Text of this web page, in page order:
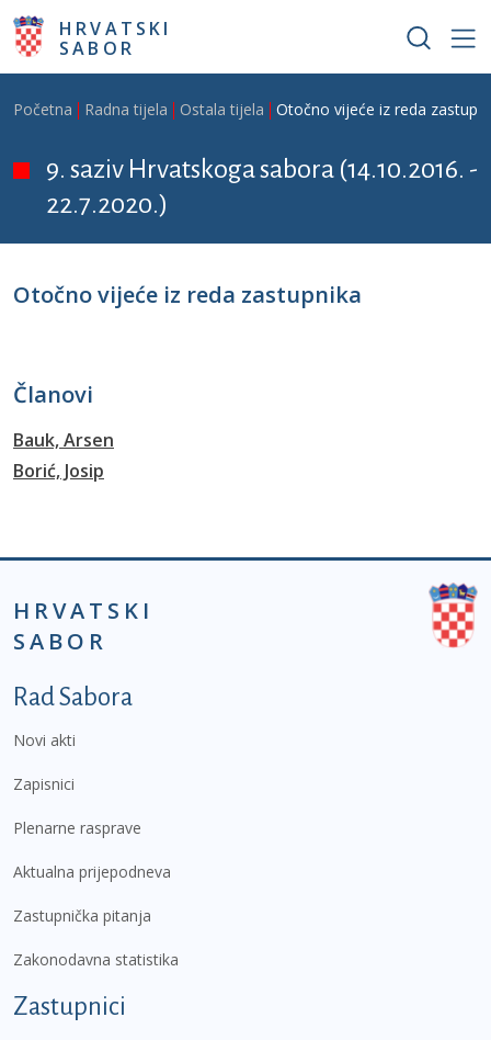
Skoči na glavni sadržaj
HRVATSKI
SABOR
Breadcrumb
Početna Radna tijela Ostala tijela Otočno vijeće iz reda
9. saziv Hrvatskoga sabora (14.10.2016. -
22.7.2020.)
Otočno vijeće iz reda zastupnika
Članovi
Bauk, Arsen
Borić, Josip
HRVATSKI
SABOR
Podnožje prvi izbornik
Rad Sabora
Novi akti
Zapisnici
Plenarne rasprave
Aktualna prijepodneva
Zastupnička pitanja
Zakonodavna statistika
Zastupnici